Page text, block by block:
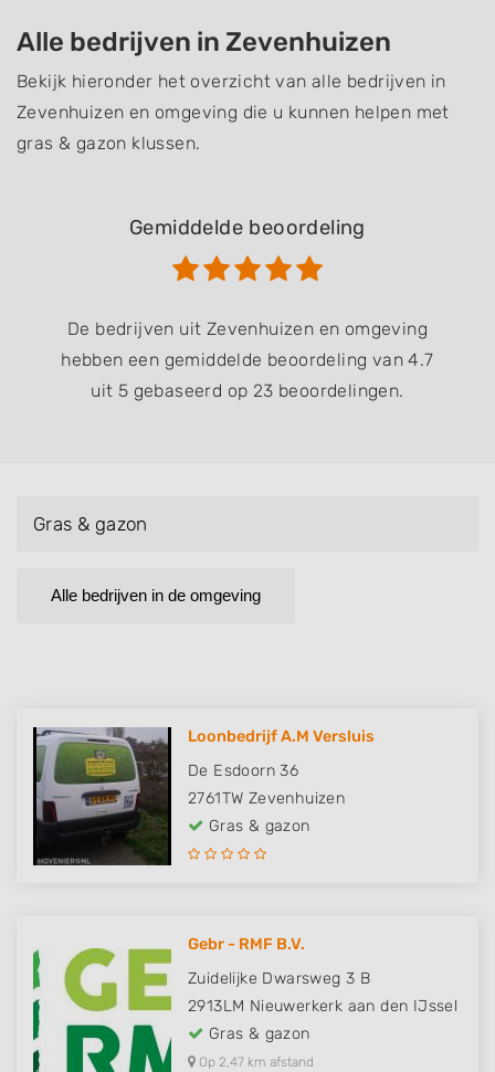
Alle bedrijven in Zevenhuizen
Bekijk hieronder het overzicht van alle bedrijven in
Zevenhuizen en omgeving die u kunnen helpen met
gras & gazon klussen.
Gemiddelde beoordeling
De bedrijven uit Zevenhuizen en omgeving
hebben een gemiddelde beoordeling van 4.7
uit 5 gebaseerd op 23 beoordelingen.
Gras & gazon
Alle bedrijven in de omgeving
Loonbedrijf A.M Versluis
De Esdoorn 36
2761TW Zevenhuizen
Gras & gazon
Gebr - RMF B.V.
Zuidelijke Dwarsweg 3 B
2913LM Nieuwerkerk aan den IJssel
Gras & gazon
Op 2,47 km afstand